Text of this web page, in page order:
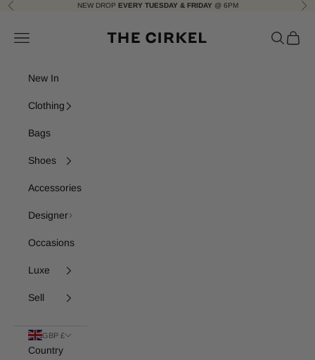
Skip to content
Previous NEW DROP EVERY TUESDAY & FRIDAY @ 6PM
Navigation menu Search
Cart
New In
Clothing
Bags
Shoes
Accessories
Designer
Occasions
Luxe
Sell
GBP £
Country